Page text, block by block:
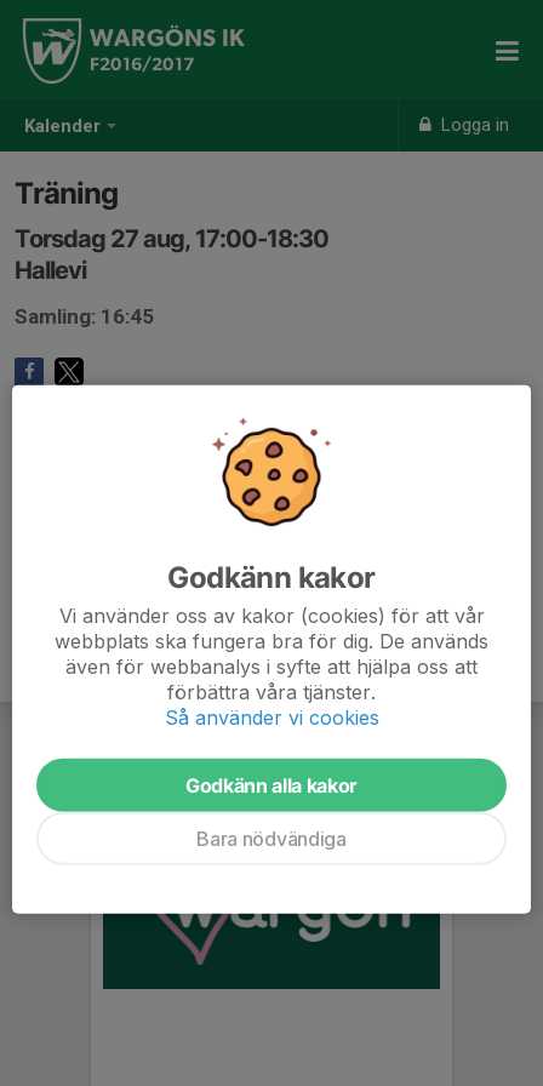
Kalender Logga in
WARGÖNS IK
F2016/2017
Träning
Torsdag 27 aug, 17:00-18:30
Hallevi
Samling: 16:45
Godkänn kakor
Vi använder oss av kakor (cookies) för att vår
webbplats ska fungera bra för dig. De används
även för webbanalys i syfte att hjälpa oss att
förbättra våra tjänster.
Så använder vi cookies
Godkänn alla kakor
Bara nödvändiga